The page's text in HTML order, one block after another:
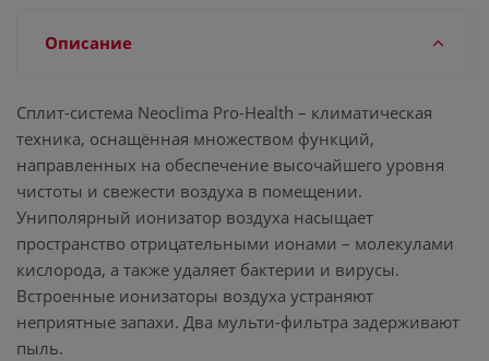
Описание
Сплит-система Neoclima Pro-Health – климатическая
техника, оснащённая множеством функций,
направленных на обеспечение высочайшего уровня
чистоты и свежести воздуха в помещении.
Униполярный ионизатор воздуха насыщает
пространство отрицательными ионами – молекулами
кислорода, а также удаляет бактерии и вирусы.
Встроенные ионизаторы воздуха устраняют
неприятные запахи. Два мульти-фильтра задерживают
пыль.